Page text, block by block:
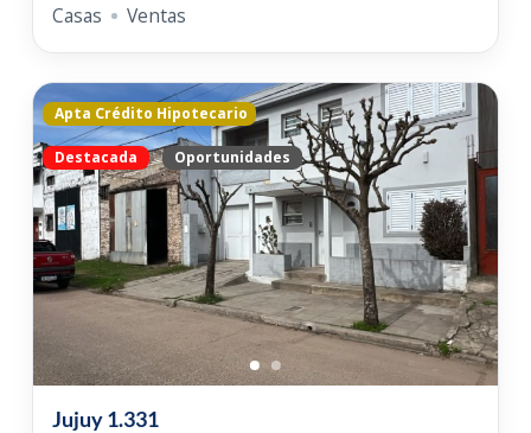
Casas Ventas
Apta Crédito Hipotecario
Destacada Oportunidades
Jujuy 1.331